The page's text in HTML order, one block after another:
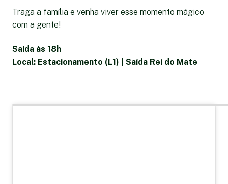
Traga a família e venha viver esse momento mágico
com a gente!
Saída às 18h
Local: Estacionamento (L1) | Saída Rei do Mate